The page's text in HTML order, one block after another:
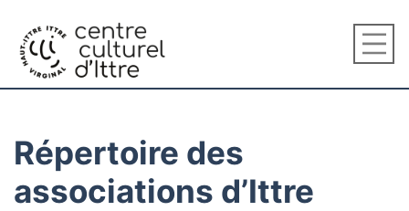
Répertoire des
associations d’Ittre